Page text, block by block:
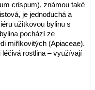
crispum), známou také
je jednoduchá a
užitkovou bylinu s
pochází ze
miříkovitých (Apiaceae).
rostlina – využívají